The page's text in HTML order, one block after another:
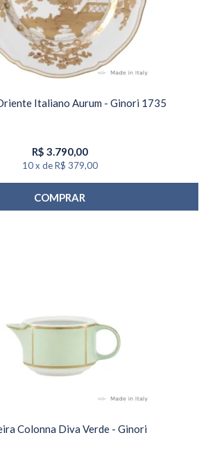
Italiano Aurum - Ginori 1735
R$ 3.790,00
10 x de R$ 379,00
COMPRAR
Colonna Diva Verde - Ginori